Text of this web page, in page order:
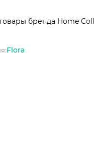
бренда Home
Flora